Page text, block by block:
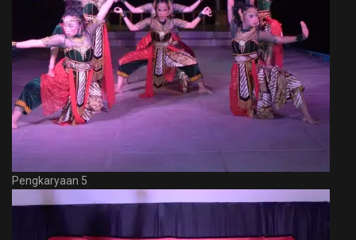
Pengkaryaan 5